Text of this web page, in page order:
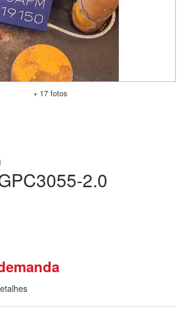
+ 17 fotos
2.0